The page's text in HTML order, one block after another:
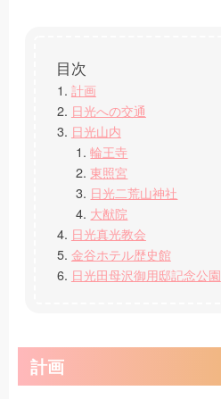
計画
日光への交通
日光山内
輪王寺
東照宮
日光二荒山神社
大猷院
日光真光教会
金谷ホテル歴史館
日光田母沢御用邸記念公園
計画